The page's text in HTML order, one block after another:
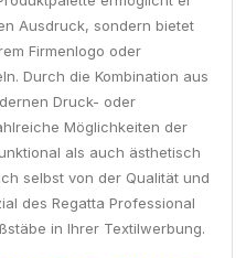
Ausdruck, sondern bietet
Firmenlogo oder
Durch die Kombination aus
Druck- oder
Möglichkeiten der
als auch ästhetisch
selbst von der Qualität und
des Regatta Professional
in Ihrer Textilwerbung.